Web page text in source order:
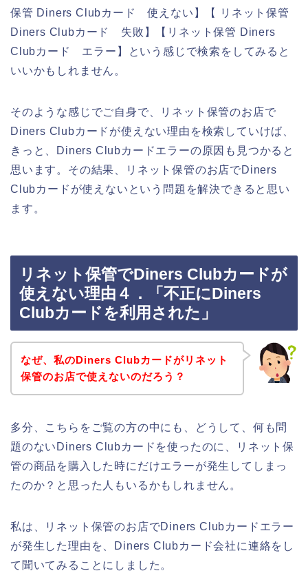
保管 Diners Clubカード 使えない】【 リネット保管
Diners Clubカード 失敗】【リネット保管 Diners
Clubカード エラー】という感じで検索をしてみると
いいかもしれません。
そのような感じでご自身で、リネット保管のお店で
Diners Clubカードが使えない理由を検索していけば、
きっと、Diners Clubカードエラーの原因も見つかると
思います。その結果、リネット保管のお店でDiners
Clubカードが使えないという問題を解決できると思い
ます。
リネット保管でDiners Clubカードが
使えない理由４．「不正にDiners
Clubカードを利用された」
なぜ、私のDiners Clubカードがリネット
保管のお店で使えないのだろう？
多分、こちらをご覧の方の中にも、どうして、何も問
題のないDiners Clubカードを使ったのに、リネット保
管の商品を購入した時にだけエラーが発生してしまっ
たのか？と思った人もいるかもしれません。
私は、リネット保管のお店でDiners Clubカードエラー
が発生した理由を、Diners Clubカード会社に連絡をし
て聞いてみることにしました。